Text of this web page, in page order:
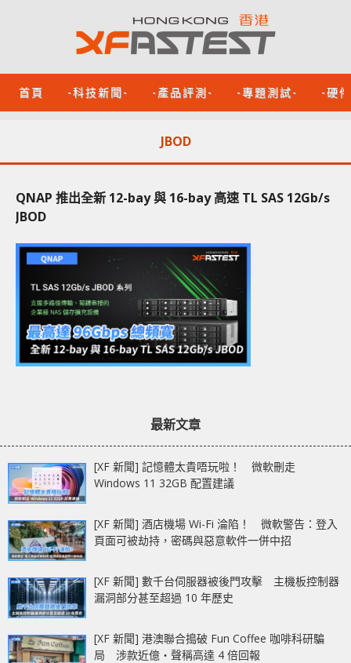
首頁 -科技新聞- -產品評測- -專題測試- -硬
JBOD
QNAP 推出全新 12-bay 與 16-bay 高速 TL SAS 12Gb/s
JBOD
最新文章
[XF 新聞] 記憶體太貴唔玩啦！ 微軟刪走
Windows 11 32GB 配置建議
[XF 新聞] 酒店機場 Wi-Fi 淪陷！ 微軟警告：登入
頁面可被劫持，密碼與惡意軟件一併中招
[XF 新聞] 數千台伺服器被後門攻擊 主機板控制器
漏洞部分甚至超過 10 年歷史
[XF 新聞] 港澳聯合搗破 Fun Coffee 咖啡科研騙
局 涉款近億‧聲稱高達 4 倍回報